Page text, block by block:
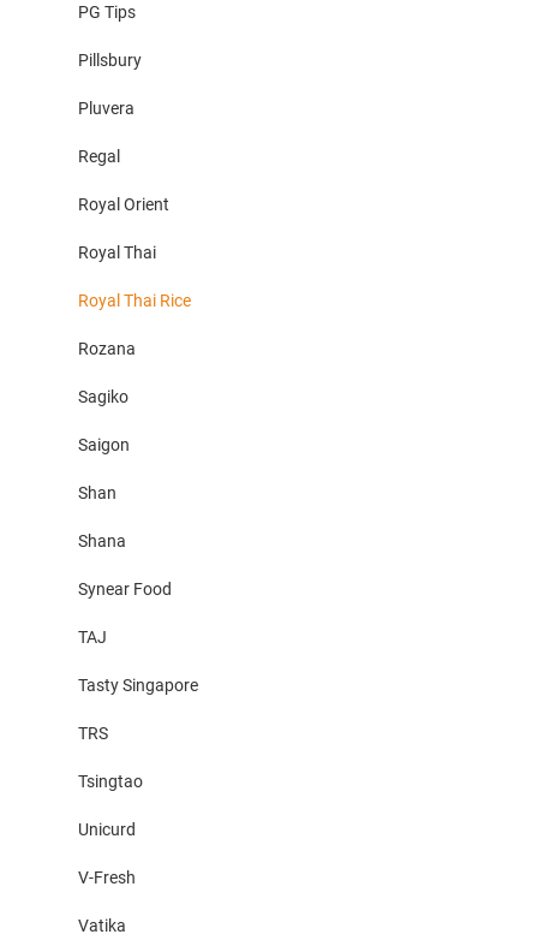
PG Tips
Pillsbury
Pluvera
Regal
Royal Orient
Royal Thai
Royal Thai Rice
Rozana
Sagiko
Saigon
Shan
Shana
Synear Food
TAJ
Tasty Singapore
TRS
Tsingtao
Unicurd
V-Fresh
Vatika